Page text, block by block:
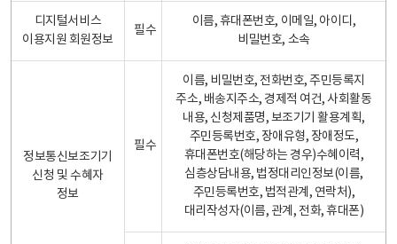
디지털서비스
이용지원 회원정보
필수
이름, 휴대폰번호, 이메일, 아이디,
비밀번호, 소속
정보통신보조기기
신청 및 수혜자
정보
필수
이름, 비밀번호, 전화번호, 주민등록지
주소, 배송지주소, 경제적 여건, 사회활동
내용, 신청제품명, 보조기기 활용계획,
주민등록번호, 장애유형, 장애정도,
휴대폰번호(해당하는 경우)수혜이력,
심층상담내용, 법정대리인정보(이름,
주민등록번호, 법적관계, 연락처),
대리작성자(이름, 관계, 전화, 휴대폰)